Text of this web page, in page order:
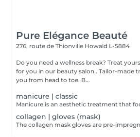
Pure Elégance Beauté
276, route de Thionville Howald L-5884
Do you need a wellness break? Treat yourself to a moment just
for you in our beauty salon . Tailor-made treatments to pamper
you from head to toe. B...
manicure | classic
collagen | gloves (mask)